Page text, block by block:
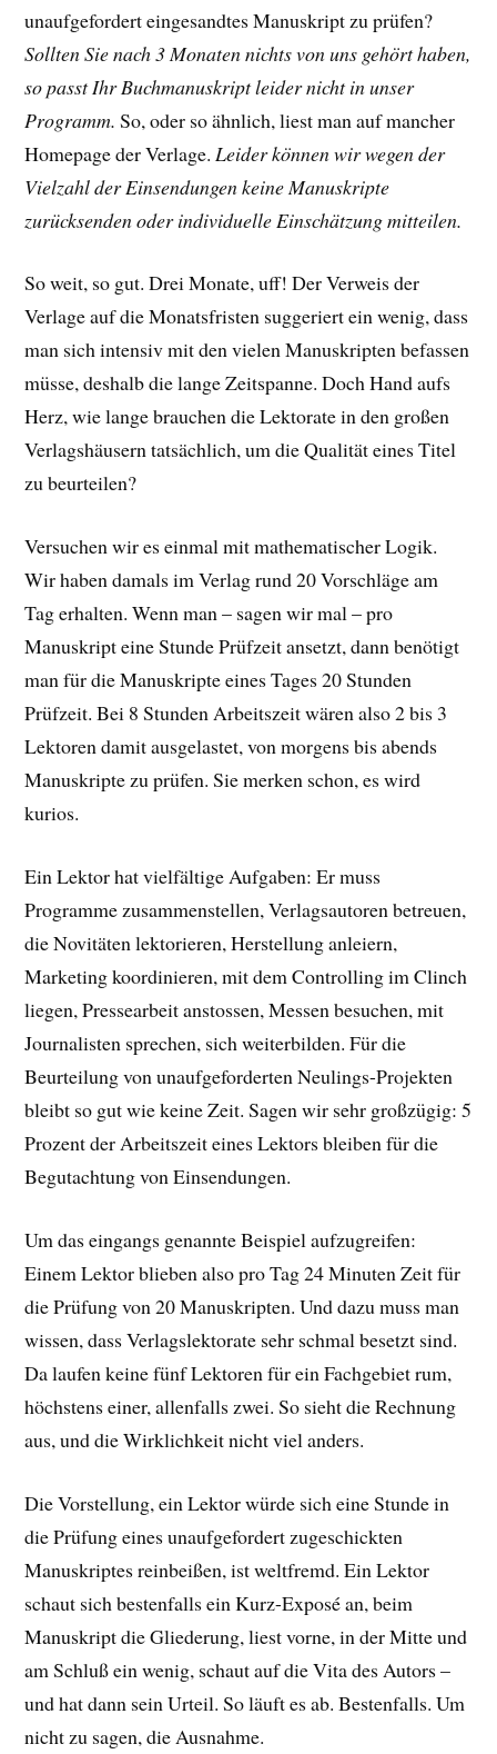
unaufgefordert eingesandtes Manuskript zu prüfen?
Sollten Sie nach 3 Monaten nichts von uns gehört haben,
so passt Ihr Buchmanuskript leider nicht in unser
Programm. So, oder so ähnlich, liest man auf mancher
Homepage der Verlage. Leider können wir wegen der
Vielzahl der Einsendungen keine Manuskripte
zurücksenden oder individuelle Einschätzung mitteilen.
So weit, so gut. Drei Monate, uff! Der Verweis der
Verlage auf die Monatsfristen suggeriert ein wenig, dass
man sich intensiv mit den vielen Manuskripten befassen
müsse, deshalb die lange Zeitspanne. Doch Hand aufs
Herz, wie lange brauchen die Lektorate in den großen
Verlagshäusern tatsächlich, um die Qualität eines Titel
zu beurteilen?
Versuchen wir es einmal mit mathematischer Logik.
Wir haben damals im Verlag rund 20 Vorschläge am
Tag erhalten. Wenn man – sagen wir mal – pro
Manuskript eine Stunde Prüfzeit ansetzt, dann benötigt
man für die Manuskripte eines Tages 20 Stunden
Prüfzeit. Bei 8 Stunden Arbeitszeit wären also 2 bis 3
Lektoren damit ausgelastet, von morgens bis abends
Manuskripte zu prüfen. Sie merken schon, es wird
kurios.
Ein Lektor hat vielfältige Aufgaben: Er muss
Programme zusammenstellen, Verlagsautoren betreuen,
die Novitäten lektorieren, Herstellung anleiern,
Marketing koordinieren, mit dem Controlling im Clinch
liegen, Pressearbeit anstossen, Messen besuchen, mit
Journalisten sprechen, sich weiterbilden. Für die
Beurteilung von unaufgeforderten Neulings-Projekten
bleibt so gut wie keine Zeit. Sagen wir sehr großzügig: 5
Prozent der Arbeitszeit eines Lektors bleiben für die
Begutachtung von Einsendungen.
Um das eingangs genannte Beispiel aufzugreifen:
Einem Lektor blieben also pro Tag 24 Minuten Zeit für
die Prüfung von 20 Manuskripten. Und dazu muss man
wissen, dass Verlagslektorate sehr schmal besetzt sind.
Da laufen keine fünf Lektoren für ein Fachgebiet rum,
höchstens einer, allenfalls zwei. So sieht die Rechnung
aus, und die Wirklichkeit nicht viel anders.
Die Vorstellung, ein Lektor würde sich eine Stunde in
die Prüfung eines unaufgefordert zugeschickten
Manuskriptes reinbeißen, ist weltfremd. Ein Lektor
schaut sich bestenfalls ein Kurz-Exposé an, beim
Manuskript die Gliederung, liest vorne, in der Mitte und
am Schluß ein wenig, schaut auf die Vita des Autors –
und hat dann sein Urteil. So läuft es ab. Bestenfalls. Um
nicht zu sagen, die Ausnahme.